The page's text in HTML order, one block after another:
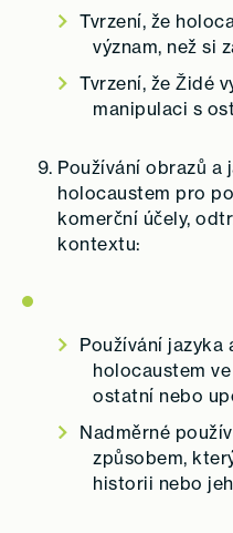
Tvrzení, že
význam, než si
Tvrzení, že Židé
manipulaci s
Používání obrazů a
holocaustem pro
komerční účely,
kontextu:
Používání jazyka
holocaustem
ostatní nebo
Nadměrné
způsobem,
historii nebo